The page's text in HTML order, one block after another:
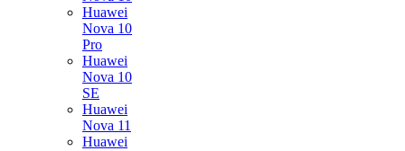
Huawei
Nova 10
Pro
Huawei
Nova 10
SE
Huawei
Nova 11
Huawei